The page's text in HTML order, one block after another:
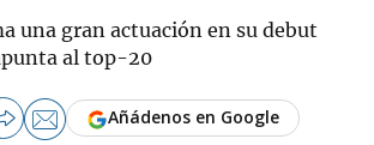
una gran actuación en su debut
al top-20
Añádenos en Google